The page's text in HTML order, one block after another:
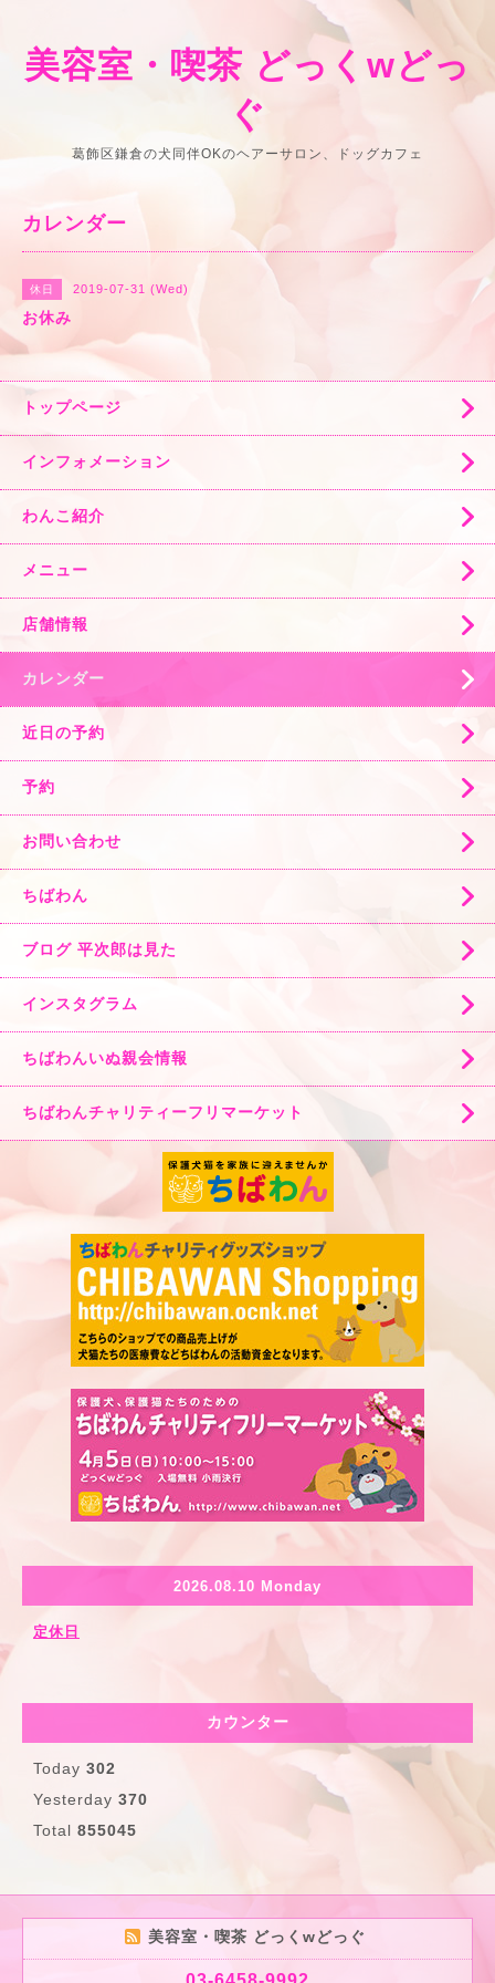
美容室・喫茶 どっくwどっ
ぐ
葛飾区鎌倉の犬同伴OKのヘアーサロン、ドッグカフェ
カレンダー
休日 2019-07-31 (Wed)
お休み
トップページ
インフォメーション
わんこ紹介
メニュー
店舗情報
カレンダー
近日の予約
予約
お問い合わせ
ちばわん
ブログ 平次郎は見た
インスタグラム
ちばわんいぬ親会情報
ちばわんチャリティーフリマーケット
2026.08.10 Monday
定休日
カウンター
Today 302
Yesterday 370
Total 855045
美容室・喫茶 どっくwどっぐ